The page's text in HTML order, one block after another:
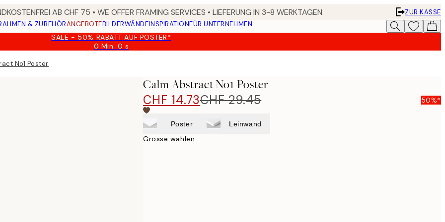
AB CHF 75 • WE OFFER FRAMING SERVICES • LIEFERUNG IN 3-8 WERKTAGEN
ZUR KASSE
& ZUBEHÖRANGEBOTEBILDERWÄNDEINSPIRATIONFÜR UNTERNEHMEN
SALE - 50% RABATT AUF POSTER*
0 Min. 0 s
Gültig
No1 Poster
Calm Abstract No1 Poster
CHF 14.73CHF 29.45 50%*
Poster Leinwand
Grösse wählen